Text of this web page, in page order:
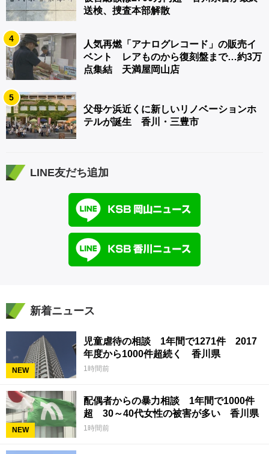
送検、捜査本部解散
4
人気再燃「アナログレコード」の販売イ
ベント レアものから復刻盤まで…約3万
点集結 天満屋岡山店
5
父母ケ浜近くに新しいリノベーションホ
テルが誕生 香川・三豊市
LINE友だち追加
新着ニュース
NEW
児童虐待の相談 1年間で1271件 2017
年度から1000件超続く 香川県
1時間前
NEW
配偶者からの暴力相談 1年間で1000件
超 30～40代女性の被害が多い 香川県
1時間前